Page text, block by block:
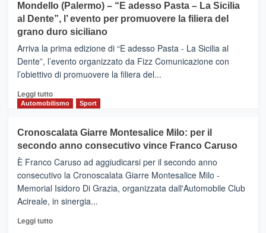
e
messaggi
di
CASTIGLIONE
DI
SICILIA
(Ct)
–
Il
Borgo
Gusto,
il
tra
sapori
vicoli
medievali
Mondello (Palermo) – “E adesso Pasta – La Sicilia
al Dente”, l’ evento per promuovere la filiera del
grano duro siciliano
Arriva la prima edizione di “E adesso Pasta - La Sicilia al
Dente”, l’evento organizzato da Fizz Comunicazione con
l’obiettivo di promuovere la filiera del...
Leggi tuttoLeggi
di
Mondello
(Palermo)
–
“E
adesso
Pasta
–
Sicilia
Automobilismo Sport
Cronoscalata Giarre Montesalice Milo: per il
secondo anno consecutivo vince Franco Caruso
È Franco Caruso ad aggiudicarsi per il secondo anno
consecutivo la Cronoscalata Giarre Montesalice Milo -
Memorial Isidoro Di Grazia, organizzata dall'Automobile Club
Acireale, in sinergia...
Leggi tuttoLeggi